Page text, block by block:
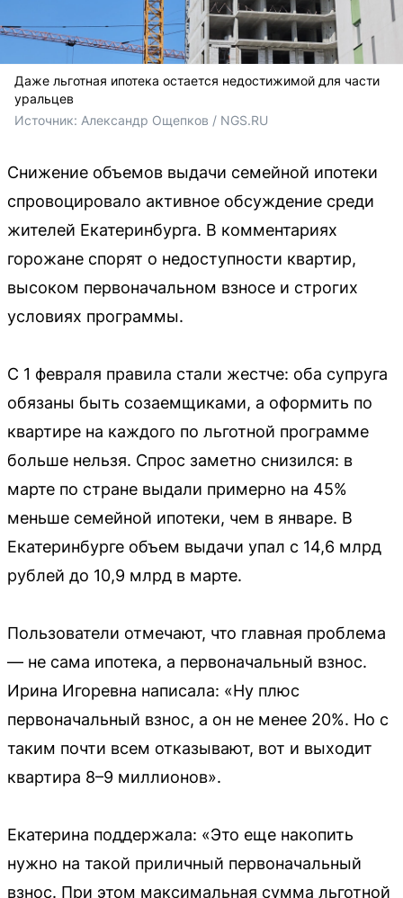
Даже льготная ипотека остается недостижимой для части
уральцев
Источник: Александр Ощепков / NGS.RU
Снижение объемов выдачи семейной ипотеки
спровоцировало активное обсуждение среди
жителей Екатеринбурга. В комментариях
горожане спорят о недоступности квартир,
высоком первоначальном взносе и строгих
условиях программы.
С 1 февраля правила стали жестче: оба супруга
обязаны быть созаемщиками, а оформить по
квартире на каждого по льготной программе
больше нельзя. Спрос заметно снизился: в
марте по стране выдали примерно на 45%
меньше семейной ипотеки, чем в январе. В
Екатеринбурге объем выдачи упал с 14,6 млрд
рублей до 10,9 млрд в марте.
Пользователи отмечают, что главная проблема
— не сама ипотека, а первоначальный взнос.
Ирина Игоревна написала: «Ну плюс
первоначальный взнос, а он не менее 20%. Но с
таким почти всем отказывают, вот и выходит
квартира 8–9 миллионов».
Екатерина поддержала: «Это еще накопить
нужно на такой приличный первоначальный
взнос. При этом максимальная сумма льготной